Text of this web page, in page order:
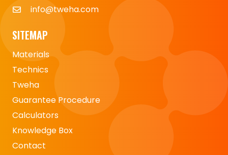
info@tweha.com
SITEMAP
Materials
Technics
Tweha
Guarantee Procedure
Calculators
Knowledge Box
Contact